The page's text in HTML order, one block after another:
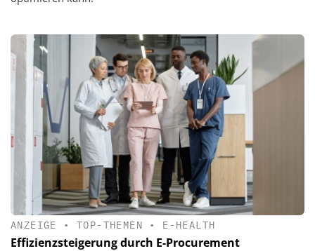
ANZEIGE •TOP-THEMEN • E-HEALTH
Effizienzsteigerung durch E-Procurement